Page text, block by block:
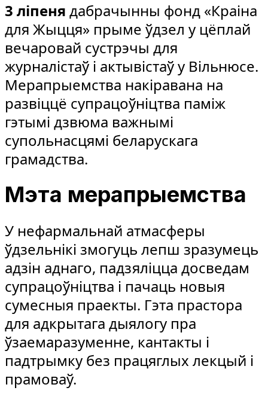
3 ліпеня дабрачынны фонд «Краіна
для Жыцця» прыме ўдзел у цёплай
вечаровай сустрэчы для
журналістаў і актывістаў у Вільнюсе.
Мерапрыемства накіравана на
развіццё супрацоўніцтва паміж
гэтымі дзвюма важнымі
супольнасцямі беларускага
грамадства.
Мэта мерапрыемства
У нефармальнай атмасферы
ўдзельнікі змогуць лепш зразумець
адзін аднаго, падзяліцца досведам
супрацоўніцтва і пачаць новыя
сумесныя праекты. Гэта прастора
для адкрытага дыялогу пра
ўзаемаразуменне, кантакты і
падтрымку без працяглых лекцый і
прамоваў.